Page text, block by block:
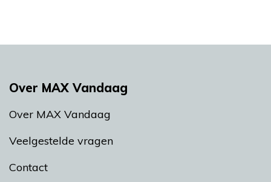
Over MAX Vandaag
Over MAX Vandaag
Veelgestelde vragen
Contact